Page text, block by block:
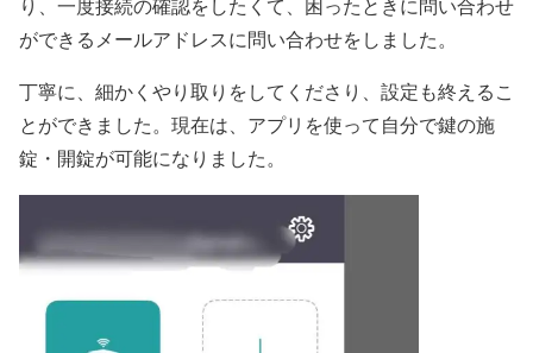
り、一度接続の確認をしたくて、困ったときに問い合わせ
ができるメールアドレスに問い合わせをしました。
丁寧に、細かくやり取りをしてくださり、設定も終えるこ
とができました。 現在は、アプリを使って自分で鍵の施
錠・開錠が可能になりました。